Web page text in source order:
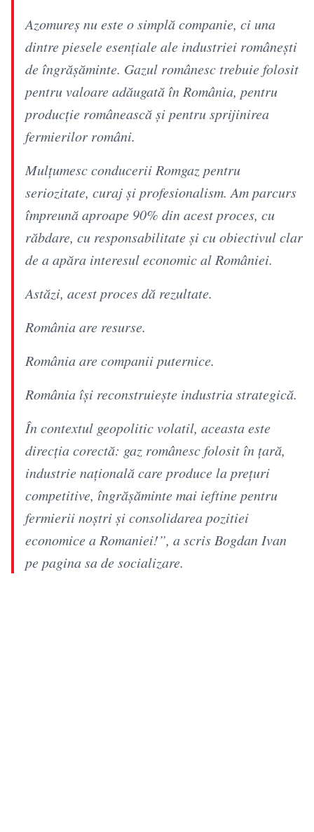
Azomureș nu este o simplă companie, ci una
dintre piesele esențiale ale industriei românești
de îngrășăminte. Gazul românesc trebuie folosit
pentru valoare adăugată în România, pentru
producție românească și pentru sprijinirea
fermierilor români.
Mulțumesc conducerii Romgaz pentru
seriozitate, curaj și profesionalism. Am parcurs
împreună aproape 90% din acest proces, cu
răbdare, cu responsabilitate și cu obiectivul clar
de a apăra interesul economic al României.
Astăzi, acest proces dă rezultate.
România are resurse.
România are companii puternice.
România își reconstruiește industria strategică.
În contextul geopolitic volatil, aceasta este
direcția corectă: gaz românesc folosit în țară,
industrie națională care produce la prețuri
competitive, îngrășăminte mai ieftine pentru
fermierii noștri și consolidarea pozitiei
economice a Romaniei!”, a scris Bogdan Ivan
pe pagina sa de socializare.